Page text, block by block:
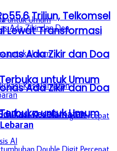
Ada Zikir dan Doa
untuk Umum
Ada Zikir dan Doa
untuk Umum
Triliun, Telkomsel
Lewat Transformasi
Keselamatan